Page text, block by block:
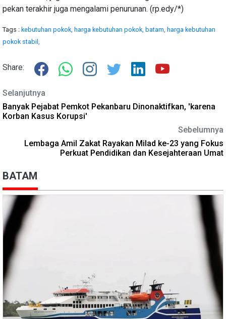
pekan terakhir juga mengalami penurunan. (rp.edy/*)
Tags : kebutuhan pokok, harga kebutuhan pokok, batam, harga kebutuhan
pokok stabil,
Share:
Selanjutnya
Banyak Pejabat Pemkot Pekanbaru Dinonaktifkan, 'karena
Korban Kasus Korupsi'
Sebelumnya
Lembaga Amil Zakat Rayakan Milad ke-23 yang Fokus
Perkuat Pendidikan dan Kesejahteraan Umat
BATAM